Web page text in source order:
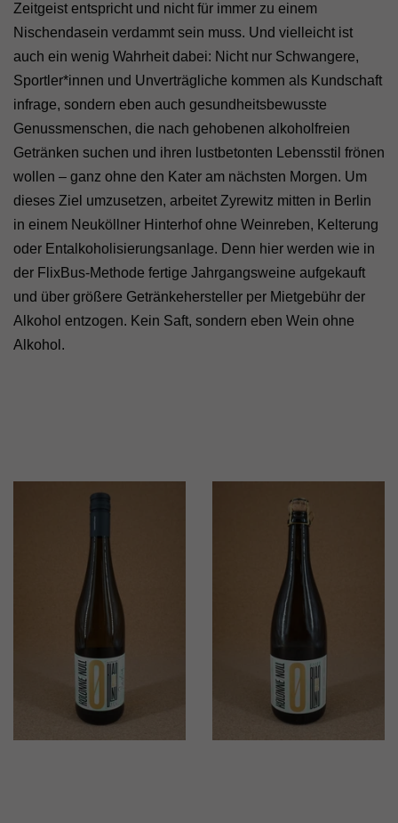
Zeitgeist entspricht und nicht für immer zu einem
Nischendasein verdammt sein muss. Und vielleicht ist
auch ein wenig Wahrheit dabei: Nicht nur Schwangere,
Sportler*innen und Unverträgliche kommen als Kundschaft
infrage, sondern eben auch gesundheitsbewusste
Genussmenschen, die nach gehobenen alkoholfreien
Getränken suchen und ihren lustbetonten Lebensstil frönen
wollen – ganz ohne den Kater am nächsten Morgen. Um
dieses Ziel umzusetzen, arbeitet Zyrewitz mitten in Berlin
in einem Neuköllner Hinterhof ohne Weinreben, Kelterung
oder Entalkoholisierungsanlage. Denn hier werden wie in
der FlixBus-Methode fertige Jahrgangsweine aufgekauft
und über größere Getränkehersteller per Mietgebühr der
Alkohol entzogen. Kein Saft, sondern eben Wein ohne
Alkohol.